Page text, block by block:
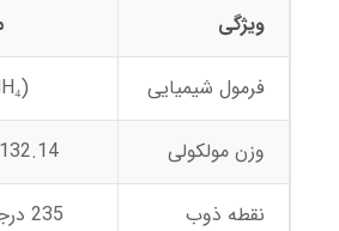
ویژگی
فرمول شیمیایی (NH₄)₂SO₄
وزن مولکولی 132.14 گرم بر مول
نقطه ذوب 235 درجه سانتیگراد